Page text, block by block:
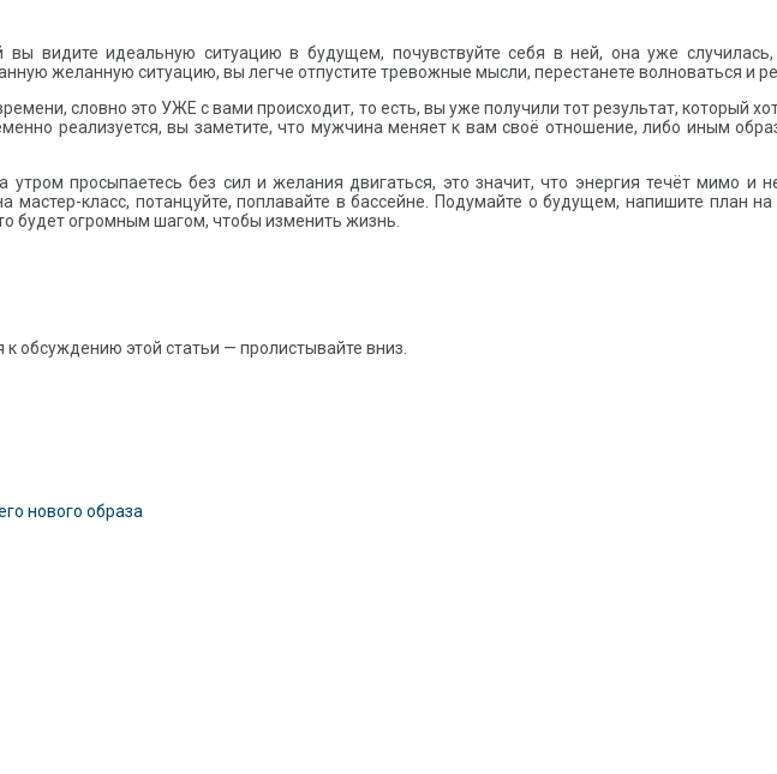
вы видите идеальную ситуацию в будущем, почувствуйте себя в ней, она уже
желанную ситуацию, вы легче отпустите тревожные мысли, перестанете волноваться и
словно это УЖЕ с вами происходит, то есть, вы уже получили тот результат, который
реализуется, вы заметите, что мужчина меняет к вам своё отношение, либо иным
утром просыпаетесь без сил и желания двигаться, это значит, что энергия течёт мимо и
мастер-класс, потанцуйте, поплавайте в бассейне. Подумайте о будущем, напишите план
будет огромным шагом, чтобы изменить жизнь.
обсуждению этой статьи — пролистывайте вниз.
нового образа